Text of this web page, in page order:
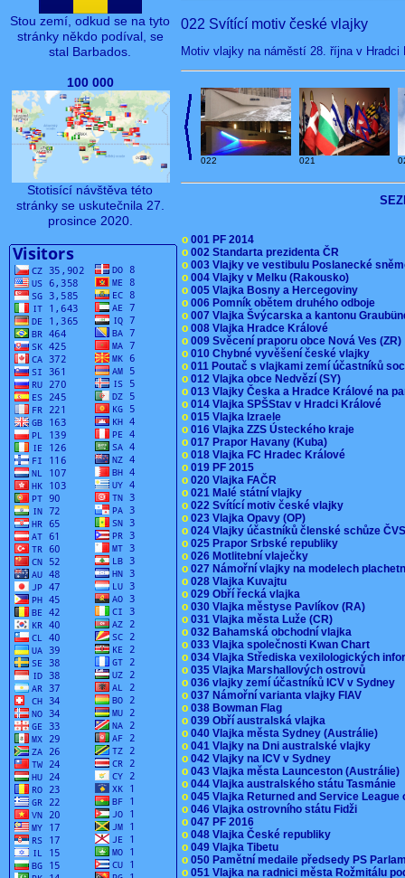
Stou zemí, odkud se na tyto
stránky někdo podíval, se
stal Barbados.
100 000
Stotisící návštěva této
stránky se uskutečnila 27.
prosince 2020.
022 Svítící motiv české vlajky
Motiv vlajky na náměstí 28. října v Hradci
022 021
o 001 PF 2014
o 002 Standarta prezidenta ČR
o 003 Vlajky ve vestibulu Poslanecké
o 004 Vlajky v Melku (Rakousko)
o 005 Vlajka Bosny a Hercegoviny
o 006 Pomník obětem druhého odboje
o 007 Vlajka Švýcarska a kantonu
o 008 Vlajka Hradce Králové
o 009 Svěcení praporu obce Nová Ves
o 010 Chybné vyvěšení české vlajky
o 011 Poutač s vlajkami zemí účastníků
o 012 Vlajka obce Nedvězí (SY)
o 013 Vlajky Česka a Hradce Králové na
o 014 Vlajka SPŠStav v Hradci Králové
o 015 Vlajka Izraele
o 016 Vlajka ZZS Ústeckého kraje
o 017 Prapor Havany (Kuba)
o 018 Vlajka FC Hradec Králové
o 019 PF 2015
o 020 Vlajka FAČR
o 021 Malé státní vlajky
o 022 Svítící motiv české vlajky
o 023 Vlajka Opavy (OP)
o 024 Vlajky účastníků členské schůze
o 025 Prapor Srbské republiky
o 026 Motlitební vlaječky
o 027 Námořní vlajky na modelech
o 028 Vlajka Kuvajtu
o 029 Obří řecká vlajka
o 030 Vlajka městyse Pavlíkov (RA)
o 031 Vlajka města Luže (CR)
o 032 Bahamská obchodní vlajka
o 033 Vlajka společnosti Kwan Chart
o 034 Vlajka Střediska vexilologických
o 035 Vlajka Marshallových ostrovů
o 036 vlajky zemí účastníků ICV v Sydney
o 037 Námořní varianta vlajky FIAV
o 038 Bowman Flag
o 039 Obří australská vlajka
o 040 Vlajka města Sydney (Austrálie)
o 041 Vlajky na Dni australské vlajky
o 042 Vlajky na ICV v Sydney
o 043 Vlajka města Launceston (Austrálie)
o 044 Vlajka australského státu Tasmánie
o 045 Vlajka Returned and Service
o 046 Vlajka ostrovního státu Fidži
o 047 PF 2016
o 048 Vlajka České republiky
o 049 Vlajka Tibetu
o 050 Pamětní medaile předsedy PS
o 051 Vlajka na radnici města Rožmitálu